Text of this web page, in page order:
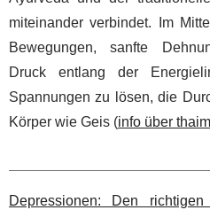
miteinander verbindet. Im
Bewegungen, sanfte
Druck entlang der
Spannungen zu lösen, die
Körper wie Geis (info über
Depressionen: Den